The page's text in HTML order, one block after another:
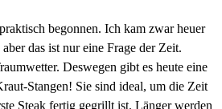
begonnen. Ich kam zwar heuer
das ist nur eine Frage der Zeit.
Deswegen gibt es heute eine
Stangen! Sie sind ideal, um die Zeit
Steak fertig gegrillt ist. Länger werden